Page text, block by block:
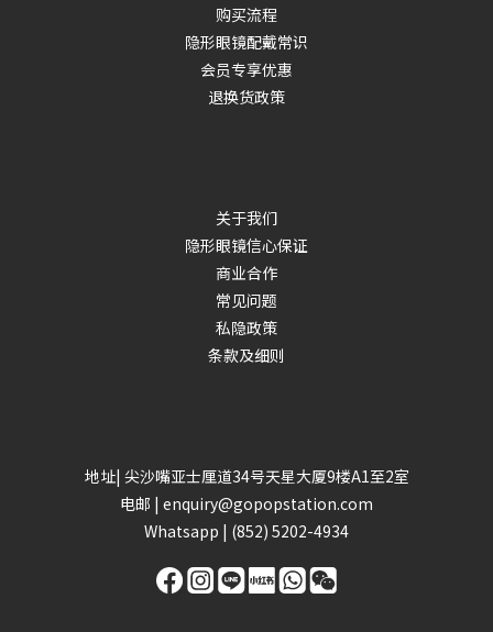
购买流程
隐形眼镜配戴常识
会员专享优惠
退换货政策
关于我们
隐形眼镜信心保证
商业合作
常见问题
私隐政策
条款及细则
地址| 尖沙嘴亚士厘道34号天星大厦9楼A1至2室
电邮 | enquiry@gopopstation.com
Whatsapp | (852) 5202-4934